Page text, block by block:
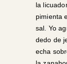
la
pimienta
sal. Yo
dedo de
echa